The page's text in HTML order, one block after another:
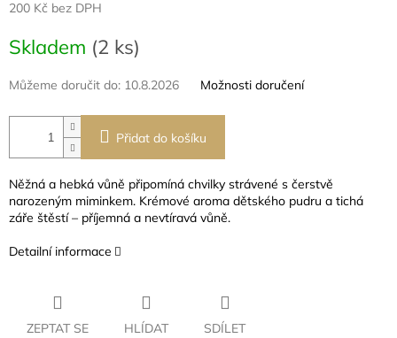
200 Kč bez DPH
cena:
Skladem (2 ks)
Můžeme doručit do: 10.8.2026 Možnosti doručení
Přidat do košíku
Něžná a hebká vůně připomíná chvilky strávené s čerstvě
narozeným miminkem. Krémové aroma dětského pudru a tichá
záře štěstí – příjemná a nevtíravá vůně.
Detailní informace
ZEPTAT SE HLÍDAT SDÍLET